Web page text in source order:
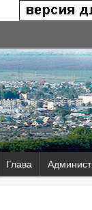
Глава